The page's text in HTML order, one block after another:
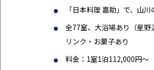
「日本料理 嘉助」で、山
全77室、大浴場あり（星
リンク・お菓子あり
料金：1室1泊112,000円～